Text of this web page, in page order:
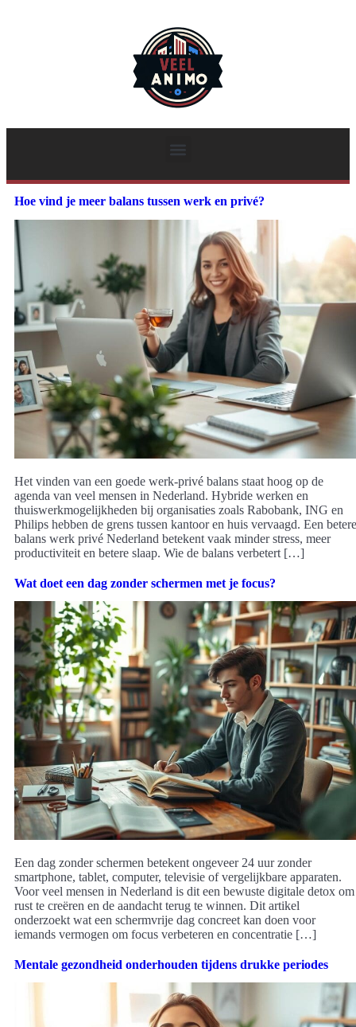
Hoe vind je meer balans tussen werk en privé?
Het vinden van een goede werk-privé balans staat hoog op de
agenda van veel mensen in Nederland. Hybride werken en
thuiswerkmogelijkheden bij organisaties zoals Rabobank, ING en
Philips hebben de grens tussen kantoor en huis vervaagd. Een betere
balans werk privé Nederland betekent vaak minder stress, meer
productiviteit en betere slaap. Wie de balans verbetert […]
Wat doet een dag zonder schermen met je focus?
Een dag zonder schermen betekent ongeveer 24 uur zonder
smartphone, tablet, computer, televisie of vergelijkbare apparaten.
Voor veel mensen in Nederland is dit een bewuste digitale detox om
rust te creëren en de aandacht terug te winnen. Dit artikel
onderzoekt wat een schermvrije dag concreet kan doen voor
iemands vermogen om focus verbeteren en concentratie […]
Mentale gezondheid onderhouden tijdens drukke periodes